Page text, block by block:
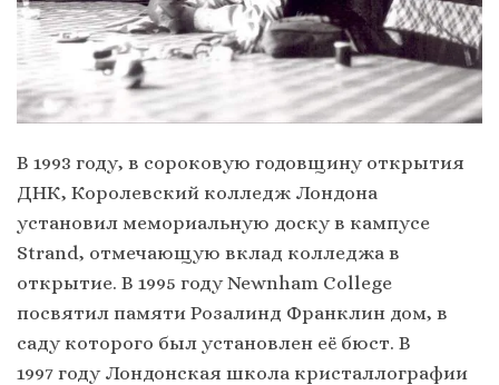
В 1993 году, в сороковую годовщину открытия
ДНК, Королевский колледж Лондона
установил мемориальную доску в кампусе
Strand, отмечающую вклад колледжа в
открытие. В 1995 году Newnham College
посвятил памяти Розалинд Франклин дом, в
саду которого был установлен её бюст. В
1997 году Лондонская школа кристаллографии